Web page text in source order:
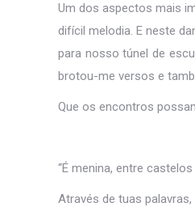
Um dos aspectos mais
difícil melodia. E neste
para nosso túnel de
brotou-me versos e
Que os encontros
“É menina, entre
Através de tuas